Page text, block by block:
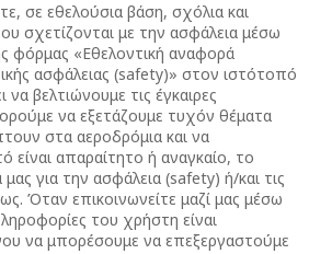
σε εθελούσια βάση, σχόλια και
σχετίζονται με την ασφάλεια μέσω
φόρμας «Εθελοντική αναφορά
ασφάλειας (safety)» στον ιστότοπό
βελτιώνουμε τις έγκαιρες
να εξετάζουμε τυχόν θέματα
στα αεροδρόμια και να
είναι απαραίτητο ή αναγκαίο, το
για την ασφάλεια (safety) ή/και τις
Όταν επικοινωνείτε μαζί μας μέσω
του χρήστη είναι
να μπορέσουμε να επεξεργαστούμε